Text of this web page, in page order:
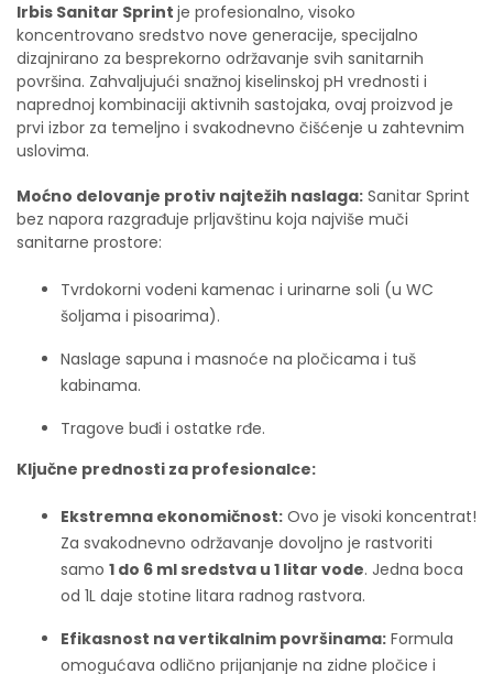
Irbis Sanitar Sprint je profesionalno, visoko
koncentrovano sredstvo nove generacije, specijalno
dizajnirano za besprekorno održavanje svih sanitarnih
površina. Zahvaljujući snažnoj kiselinskoj pH vrednosti i
naprednoj kombinaciji aktivnih sastojaka, ovaj proizvod je
prvi izbor za temeljno i svakodnevno čišćenje u zahtevnim
uslovima.
Moćno delovanje protiv najtežih naslaga: Sanitar Sprint
bez napora razgrađuje prljavštinu koja najviše muči
sanitarne prostore:
Tvrdokorni vodeni kamenac i urinarne soli (u WC
šoljama i pisoarima).
Naslage sapuna i masnoće na pločicama i tuš
kabinama.
Tragove buđi i ostatke rđe.
Ključne prednosti za profesionalce:
Ekstremna ekonomičnost: Ovo je visoki koncentrat!
Za svakodnevno održavanje dovoljno je rastvoriti
samo 1 do 6 ml sredstva u 1 litar vode. Jedna boca
od 1L daje stotine litara radnog rastvora.
Efikasnost na vertikalnim površinama: Formula
omogućava odlično prijanjanje na zidne pločice i